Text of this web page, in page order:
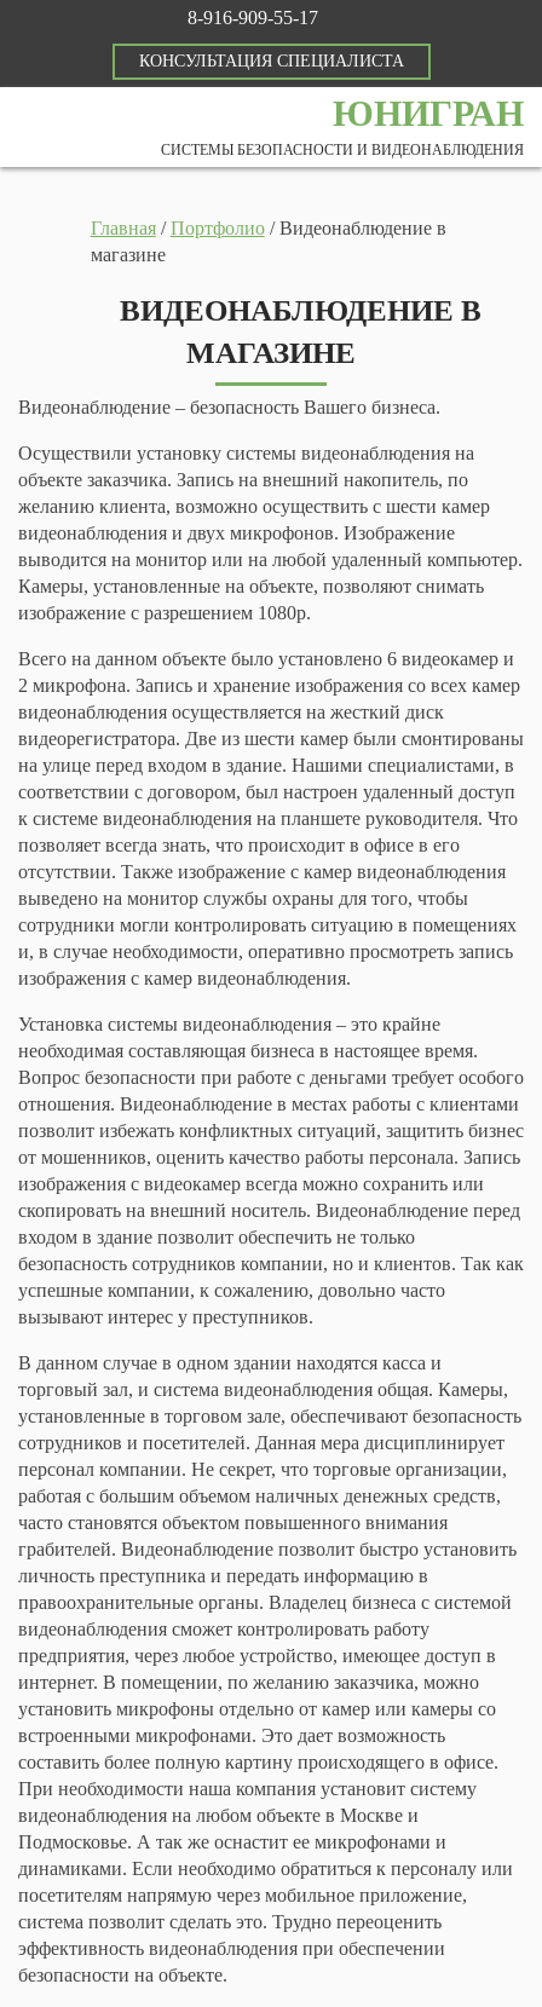
8-916-909-55-17
КОНСУЛЬТАЦИЯ СПЕЦИАЛИСТА
ЮНИГРАН
СИСТЕМЫ БЕЗОПАСНОСТИ И ВИДЕОНАБЛЮДЕНИЯ
Главная /Портфолио /Видеонаблюдение в
магазине
ВИДЕОНАБЛЮДЕНИЕ В
МАГАЗИНЕ
Видеонаблюдение – безопасность Вашего бизнеса.
Осуществили установку системы видеонаблюдения на
объекте заказчика. Запись на внешний накопитель, по
желанию клиента, возможно осуществить с шести камер
видеонаблюдения и двух микрофонов. Изображение
выводится на монитор или на любой удаленный компьютер.
Камеры, установленные на объекте, позволяют снимать
изображение с разрешением 1080p.
Всего на данном объекте было установлено 6 видеокамер и
2 микрофона. Запись и хранение изображения со всех камер
видеонаблюдения осуществляется на жесткий диск
видеорегистратора. Две из шести камер были смонтированы
на улице перед входом в здание. Нашими специалистами, в
соответствии с договором, был настроен удаленный доступ
к системе видеонаблюдения на планшете руководителя. Что
позволяет всегда знать, что происходит в офисе в его
отсутствии. Также изображение с камер видеонаблюдения
выведено на монитор службы охраны для того, чтобы
сотрудники могли контролировать ситуацию в помещениях
и, в случае необходимости, оперативно просмотреть запись
изображения с камер видеонаблюдения.
Установка системы видеонаблюдения – это крайне
необходимая составляющая бизнеса в настоящее время.
Вопрос безопасности при работе с деньгами требует особого
отношения. Видеонаблюдение в местах работы с клиентами
позволит избежать конфликтных ситуаций, защитить бизнес
от мошенников, оценить качество работы персонала. Запись
изображения с видеокамер всегда можно сохранить или
скопировать на внешний носитель. Видеонаблюдение перед
входом в здание позволит обеспечить не только
безопасность сотрудников компании, но и клиентов. Так как
успешные компании, к сожалению, довольно часто
вызывают интерес у преступников.
В данном случае в одном здании находятся касса и
торговый зал, и система видеонаблюдения общая. Камеры,
установленные в торговом зале, обеспечивают безопасность
сотрудников и посетителей. Данная мера дисциплинирует
персонал компании. Не секрет, что торговые организации,
работая с большим объемом наличных денежных средств,
часто становятся объектом повышенного внимания
грабителей. Видеонаблюдение позволит быстро установить
личность преступника и передать информацию в
правоохранительные органы. Владелец бизнеса с системой
видеонаблюдения сможет контролировать работу
предприятия, через любое устройство, имеющее доступ в
интернет. В помещении, по желанию заказчика, можно
установить микрофоны отдельно от камер или камеры со
встроенными микрофонами. Это дает возможность
составить более полную картину происходящего в офисе.
При необходимости наша компания установит систему
видеонаблюдения на любом объекте в Москве и
Подмосковье. А так же оснастит ее микрофонами и
динамиками. Если необходимо обратиться к персоналу или
посетителям напрямую через мобильное приложение,
система позволит сделать это. Трудно переоценить
эффективность видеонаблюдения при обеспечении
безопасности на объекте.